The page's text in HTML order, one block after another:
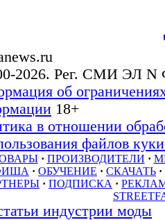
2026. Рег. СМИ ЭЛ N
об
18+
в отношении
файлов
· ПРОИЗВОДИТЕЛИ ·
· ОБУЧЕНИЕ · СКАЧАТЬ ·
· ПОДПИСКА ·
индустрии моды